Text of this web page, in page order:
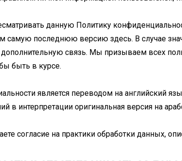
данную Политику
самую последнюю версию здесь. В случае
связь. Мы призываем всех
быть в курсе.
является переводом на английский
в интерпретации оригинальная версия на
согласие на практики обработки данных,